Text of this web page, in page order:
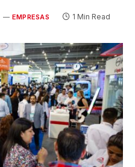
EMPRESAS 1 Min Read